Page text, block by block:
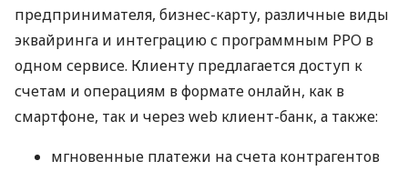
предпринимателя, бизнес-карту, различные виды
эквайринга и интеграцию с программным РРО в
одном сервисе. Клиенту предлагается доступ к
счетам и операциям в формате онлайн, как в
смартфоне, так и через web клиент-банк, а также:
мгновенные платежи на счета контрагентов